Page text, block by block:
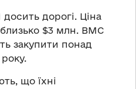
дорогі. Ціна
$3 млн. ВМС
закупити понад
що їхні